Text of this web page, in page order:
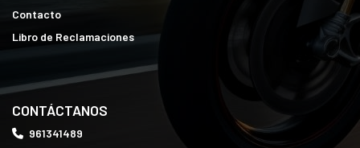
Contacto
Libro de Reclamaciones
CONTÁCTANOS
961341489